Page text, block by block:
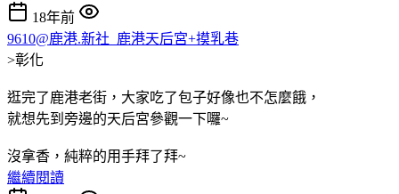
18年前
9610@鹿港.新社_鹿港天后宮+摸乳巷
>彰化
逛完了鹿港老街，大家吃了包子好像也不怎麼餓，
就想先到旁邊的天后宮參觀一下囉~
沒拿香，純粹的用手拜了拜~
繼續閱讀